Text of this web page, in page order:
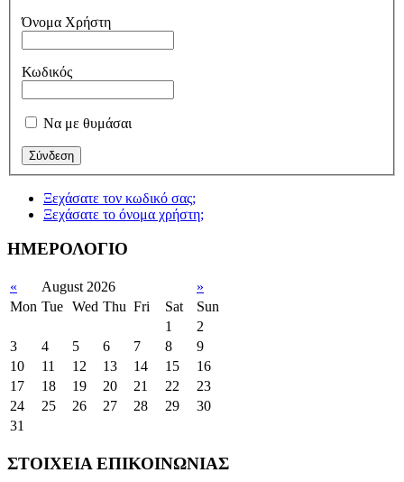
Όνομα Χρήστη
Κωδικός
Να με θυμάσαι
Ξεχάσατε τον κωδικό σας;
Ξεχάσατε το όνομα χρήστη;
ΗΜΕΡΟΛΟΓΙΟ
« August 2026
»
Mon Tue Wed Thu Fri Sat
Sun
1
2
3
4 5 6 7 8
9
10
11 12 13 14 15
16
17
18 19 20 21 22
23
24
25 26 27 28 29
30
31
ΣΤΟΙΧΕΙΑ ΕΠΙΚΟΙΝΩΝΙΑΣ